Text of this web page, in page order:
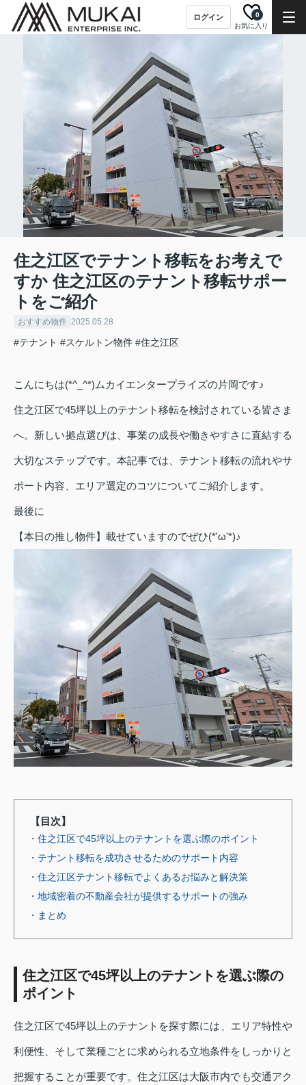
ログイン
お気に入り
0
住之江区でテナント移転をお考えで
すか 住之江区のテナント移転サポー
トをご紹介
おすすめ物件 2025.05.28
#テナント #スケルトン物件 #住之江区
こんにちは(*^_^*)ムカイエンタープライズの片岡です♪
住之江区で45坪以上のテナント移転を検討されている皆さま
へ。新しい拠点選びは、事業の成長や働きやすさに直結する
大切なステップです。本記事では、テナント移転の流れやサ
ポート内容、エリア選定のコツについてご紹介します。
最後に
【本日の推し物件】載せていますのでぜひ(*'ω'*)♪
【目次】
・住之江区で45坪以上のテナントを選ぶ際のポイント
・テナント移転を成功させるためのサポート内容
・住之江区テナント移転でよくあるお悩みと解決策
・地域密着の不動産会社が提供するサポートの強み
・まとめ
住之江区で45坪以上のテナントを選ぶ際の
ポイント
住之江区で45坪以上のテナントを探す際には、エリア特性や
利便性、そして業種ごとに求められる立地条件をしっかりと
把握することが重要です。住之江区は大阪市内でも交通アク